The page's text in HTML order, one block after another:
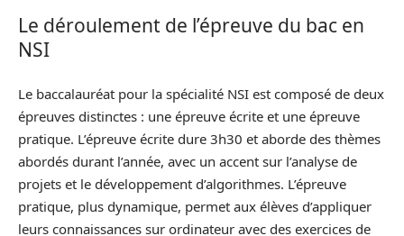
Le déroulement de l’épreuve du bac en
NSI
Le baccalauréat pour la spécialité NSI est composé de deux
épreuves distinctes : une épreuve écrite et une épreuve
pratique. L’épreuve écrite dure 3h30 et aborde des thèmes
abordés durant l’année, avec un accent sur l’analyse de
projets et le développement d’algorithmes. L’épreuve
pratique, plus dynamique, permet aux élèves d’appliquer
leurs connaissances sur ordinateur avec des exercices de